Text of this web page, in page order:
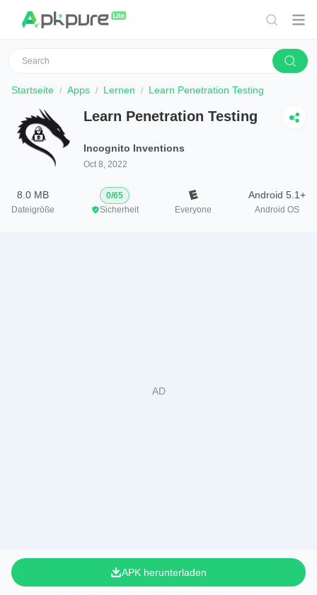
Startseite Apps Lernen Learn Penetration Testing
Learn Penetration Testing
Incognito Inventions
Oct 8, 2022
8.0 MB
Dateigröße
0/65
Sicherheit
Everyone
Android 5.1+
Android OS
APK herunterladen